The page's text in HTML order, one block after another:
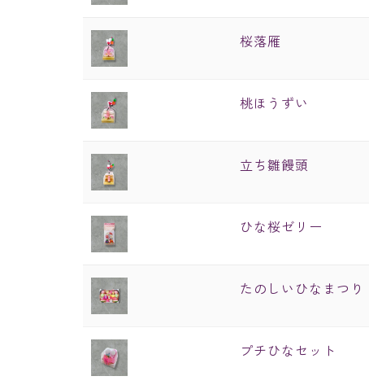
桜落雁
桃ほうずい
立ち雛饅頭
ひな桜ゼリー
たのしいひなまつり
プチひなセット